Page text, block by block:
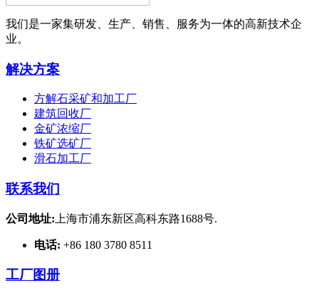
我们是一家集研发、生产、销售、服务为一体的高新技术企
业。
解决方案
方解石采矿和加工厂
建筑回收厂
金矿浓缩厂
铁矿选矿厂
滑石加工厂
联系我们
公司地址: 上海市浦东新区高科东路1688号.
电话: +86 180 3780 8511
工厂图册